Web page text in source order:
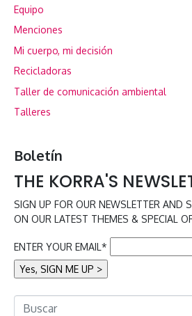
Equipo
Menciones
Mi cuerpo, mi decisión
Recicladoras
Taller de comunicación ambiental
Talleres
Boletín
THE KORRA'S
SIGN UP FOR OUR NEWSLETTER AND
ON OUR LATEST THEMES & SPECIAL
ENTER YOUR EMAIL*